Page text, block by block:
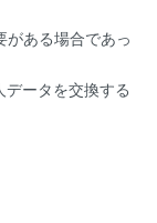
ある場合であっ
ータを交換する